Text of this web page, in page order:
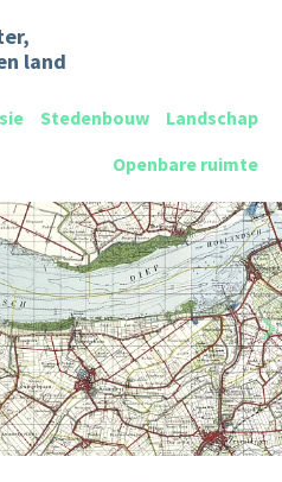
land
Stedenbouw
Landschap
Openbare ruimte